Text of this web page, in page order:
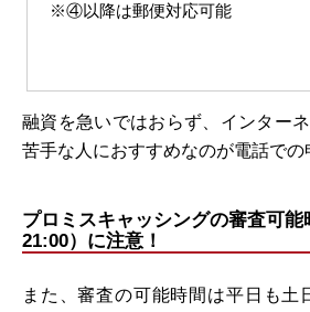
※④以降は郵便対応可能
融資を急いではおらず、インター
苦手な人におすすめなのが電話での
プロミスキャッシングの審査可能
21:00）に注意！
また、審査の可能時間は平日も土